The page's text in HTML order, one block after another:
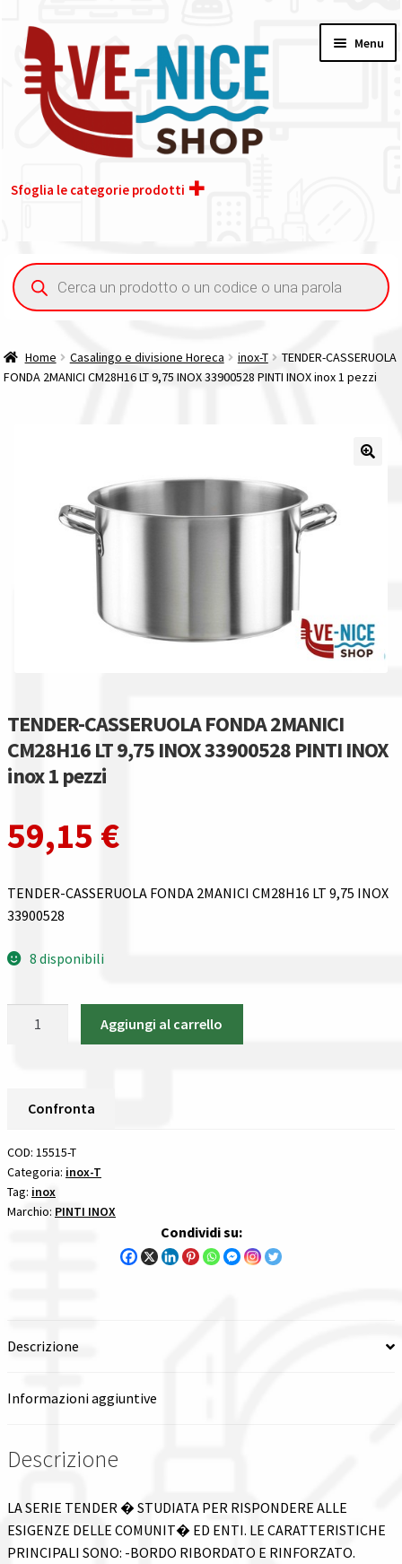
alla
navigazione
contenuto
Menu
Sfoglia le categorie prodotti
Acquisto iva 4% (agevolata)
Contatti
La nostra azienda
Condizioni generali
Acquisti in rete pubblica amministrazione
Assicurazione integrativa Garanzia3
Diritto di recesso
Garanzia del produttore
Guida all’utilizzo del sito
Pagamenti
Privacy policy
Confronta
Riepilogo ordine
Spedizioni in europa
Ricerca
prodotti
Home Casalingo e divisione Horeca inox-T
TENDER-CASSERUOLA
FONDA 2MANICI CM28H16 LT 9,75 INOX 33900528 PINTI INOX inox 1 pezzi
TENDER-CASSERUOLA FONDA 2MANICI
CM28H16 LT 9,75 INOX 33900528 PINTI INOX
inox 1 pezzi
59,15 €
TENDER-CASSERUOLA FONDA 2MANICI CM28H16 LT 9,75 INOX
33900528
8 disponibili
CM28H16
9,75
INOX
33900528
PINTI
Aggiungi al carrello
Confronta
COD: 15515-T
Categoria: inox-T
Tag: inox
Marchio: PINTI INOX
Condividi su:
Descrizione
Informazioni aggiuntive
Descrizione
LA SERIE TENDER � STUDIATA PER RISPONDERE ALLE
ESIGENZE DELLE COMUNIT� ED ENTI. LE CARATTERISTICHE
PRINCIPALI SONO: -BORDO RIBORDATO E RINFORZATO.